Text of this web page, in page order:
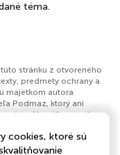
téma.
stránku z otvoreného
predmety ochrany a
majetkom autora
Podmaz, ktorý ani
Ak máš za to, že
získať kontrolu nad týmto
cookies, ktoré sú